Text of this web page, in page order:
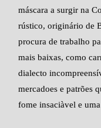
máscara a surgir na
rústico, originário de
procura de trabalho
mais baixas, como
dialecto
mercadoes e patrões
fome insaciàvel e